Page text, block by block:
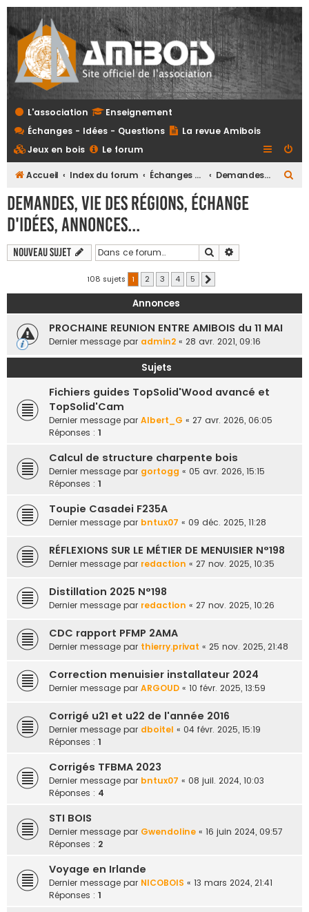
L'association
Enseignement
Échanges - Idées - Questions
La revue Amibois
Jeux en bois
Le forum
Accueil Index du forum Échanges - Idées - Questions Demandes, vie des régions, échange d'idées, annonces...
Demandes, vie des régions, échange
d'idées, annonces...
Nouveau sujet Rechercher
108 sujets 1 2 3 4 5
Annonces
PROCHAINE REUNION ENTRE AMIBOIS du 11 MAI
Dernier message par admin2 « 28 avr. 2021, 09:16
Sujets
Fichiers guides TopSolid'Wood avancé et
TopSolid'Cam
Dernier message par Albert_G « 27 avr. 2026, 06:05
Réponses : 1
Calcul de structure charpente bois
Dernier message par gortogg « 05 avr. 2026, 15:15
Réponses : 1
Toupie Casadei F235A
Dernier message par bntux07 « 09 déc. 2025, 11:28
RÉFLEXIONS SUR LE MÉTIER DE MENUISIER N°198
Dernier message par redaction « 27 nov. 2025, 10:35
Distillation 2025 N°198
Dernier message par redaction « 27 nov. 2025, 10:26
CDC rapport PFMP 2AMA
Dernier message par thierry.privat « 25 nov. 2025, 21:48
Correction menuisier installateur 2024
Dernier message par ARGOUD « 10 févr. 2025, 13:59
Corrigé u21 et u22 de l'année 2016
Dernier message par dboitel « 04 févr. 2025, 15:19
Réponses : 1
Corrigés TFBMA 2023
Dernier message par bntux07 « 08 juil. 2024, 10:03
Réponses : 4
STI BOIS
Dernier message par Gwendoline « 16 juin 2024, 09:57
Réponses : 2
Voyage en Irlande
Dernier message par NICOBOIS « 13 mars 2024, 21:41
Réponses : 1